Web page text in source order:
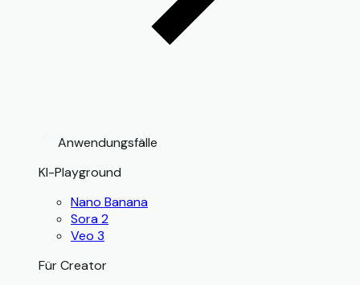
Anwendungsfälle
KI-Playground
Nano Banana
Sora 2
Veo 3
Für Creator